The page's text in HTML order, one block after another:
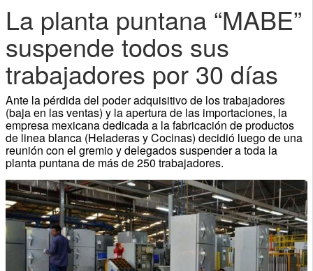
La planta puntana “MABE”
suspende todos sus
trabajadores por 30 días
Ante la pérdida del poder adquisitivo de los trabajadores
(baja en las ventas) y la apertura de las importaciones, la
empresa mexicana dedicada a la fabricación de productos
de linea blanca (Heladeras y Cocinas) decidió luego de una
reunión con el gremio y delegados suspender a toda la
planta puntana de más de 250 trabajadores.